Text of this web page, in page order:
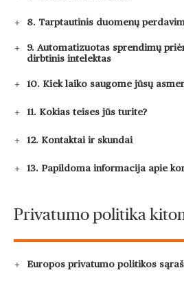
8. Tarptautinis duomenų
9. Automatizuotas sprendimų
dirbtinis intelektas
10. Kiek laiko saugome jūsų
11. Kokias teises jūs turite?
12. Kontaktai ir skundai
13. Papildoma informacija apie
Privatumo politika
Europos privatumo politikos